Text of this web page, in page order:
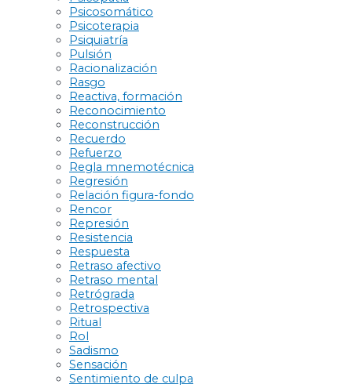
Psicosomático
Psicoterapia
Psiquiatría
Pulsión
Racionalización
Rasgo
Reactiva, formación
Reconocimiento
Reconstrucción
Recuerdo
Refuerzo
Regla mnemotécnica
Regresión
Relación figura-fondo
Rencor
Represión
Resistencia
Respuesta
Retraso afectivo
Retraso mental
Retrógrada
Retrospectiva
Ritual
Rol
Sadismo
Sensación
Sentimiento de culpa